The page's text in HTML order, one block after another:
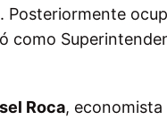
Posteriormente
como
Roca,